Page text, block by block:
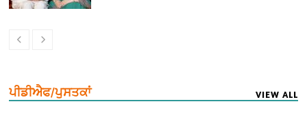
ਪੀਡੀਐਫ/ਪੁਸਤਕਾਂ VIEW ALL